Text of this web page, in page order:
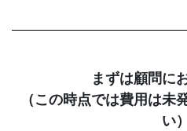
まずは顧問に
（この時点では費用は未
い）